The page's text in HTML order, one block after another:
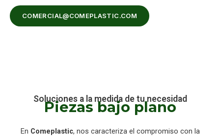
COMERCIAL@COMEPLASTIC.COM
Soluciones a la medida de tu necesidad
Piezas bajo plano
En Comeplastic, nos caracteriza el compromiso con la